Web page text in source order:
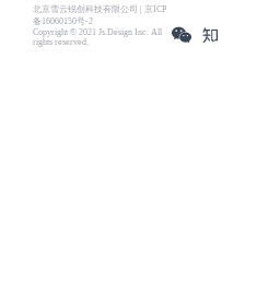
北京雪云锐创科技有限公司 | 京ICP
备16060150号-2
Copyright © 2021 Js.Design Inc. All
rights reserved.